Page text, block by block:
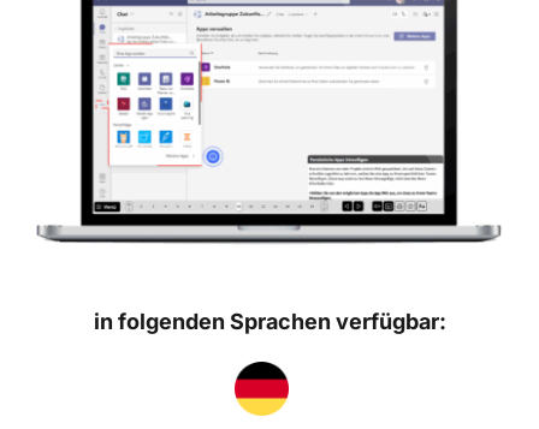
in folgenden Sprachen verfügbar: